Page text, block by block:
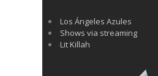
Los Ángeles Azules
Shows via streaming
Lit Killah